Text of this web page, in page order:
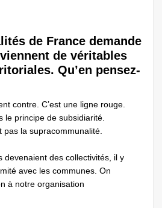
de France demande
de véritables
Qu’en pensez-
contre. C’est une ligne rouge.
le principe de subsidiarité.
pas la supracommunalité.
devenaient des ­collectivités, il y
avec les communes. On
à notre organisation